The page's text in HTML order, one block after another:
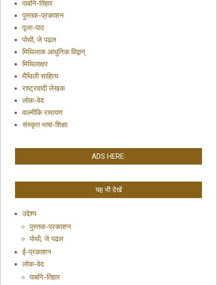
पाबनि-तिहार
पुस्तक-प्रकाशन
पूजा-पाठ
पोथी, जे पढल
मिथिलाक आधुनिक विद्वान्
मिथिलाक्षर
मैथिली साहित्य
राष्ट्रवादी लेखक
लोक-वेद
वाल्मीकि रामायण
संस्कृत भाषा-शिक्षा
ADS HERE:
यह भी देखें
उद्देश्य
पुस्तक-प्रकाशन
पोथी, जे पढल
ई-प्रकाशन
लोक-वेद
पाबनि-तिहार